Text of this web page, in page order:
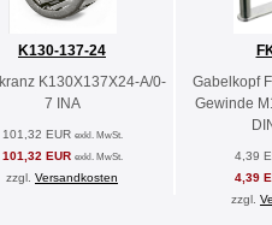
K130-137-24
K130X137X24-A/0-
7 INA
101,32 EUR exkl. MwSt.
101,32 EUR exkl. MwSt.
zzgl. Versandkosten
Gabelkopf
Gewinde
4,39
4,39
zzgl.